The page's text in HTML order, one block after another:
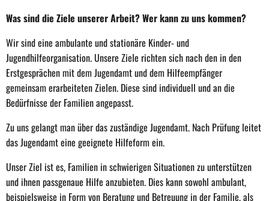
Was sind die Ziele unserer Arbeit? Wer kann zu uns kommen?
Wir sind eine ambulante und stationäre Kinder- und
Jugendhilfeorganisation. Unsere Ziele richten sich nach den in den
Erstgesprächen mit dem Jugendamt und dem Hilfeempfänger
gemeinsam erarbeiteten Zielen. Diese sind individuell und an die
Bedürfnisse der Familien angepasst.
Zu uns gelangt man über das zuständige Jugendamt. Nach Prüfung leitet
das Jugendamt eine geeignete Hilfeform ein.
Unser Ziel ist es, Familien in schwierigen Situationen zu unterstützen
und ihnen passgenaue Hilfe anzubieten. Dies kann sowohl ambulant,
beispielsweise in Form von Beratung und Betreuung in der Familie, als